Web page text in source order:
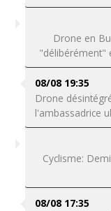
Drone en
"délibérément"
08/08 19:35
Drone
l'ambassadrice
Cyclisme:
08/08 17:35